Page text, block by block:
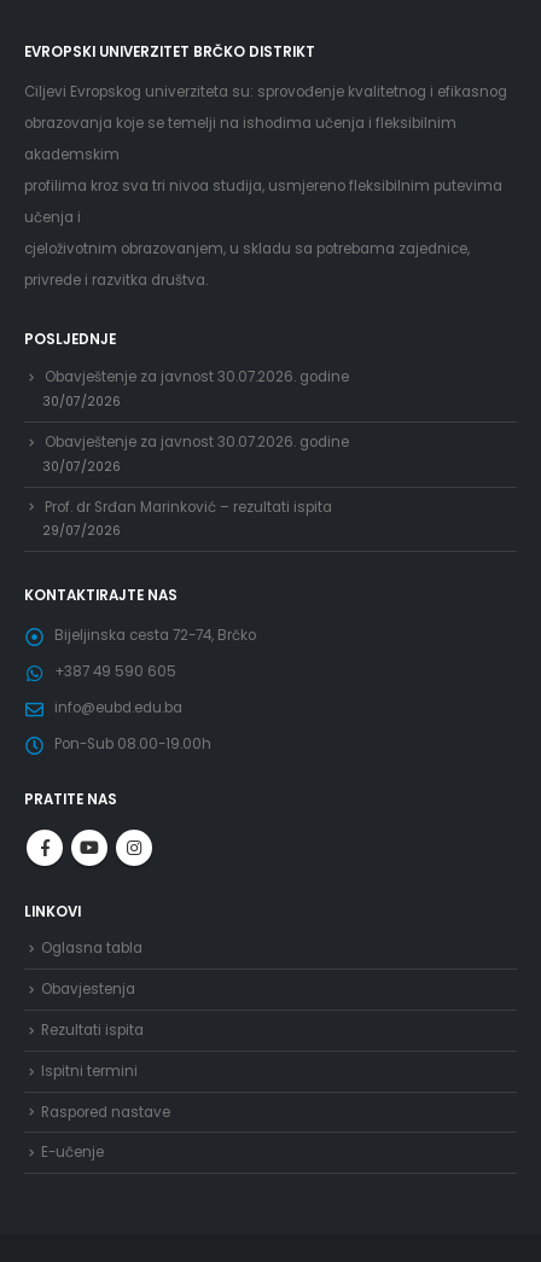
EVROPSKI UNIVERZITET BRČKO DISTRIKT
Ciljevi Evropskog univerziteta su: sprovođenje kvalitetnog i efikasnog
obrazovanja koje se temelji na ishodima učenja i fleksibilnim
akademskim
profilima kroz sva tri nivoa studija, usmjereno fleksibilnim putevima
učenja i
cjeloživotnim obrazovanjem, u skladu sa potrebama zajednice,
privrede i razvitka društva.
POSLJEDNJE
Obavještenje za javnost 30.07.2026. godine
30/07/2026
Obavještenje za javnost 30.07.2026. godine
30/07/2026
Prof. dr Srđan Marinković – rezultati ispita
29/07/2026
KONTAKTIRAJTE NAS
Bijeljinska cesta 72-74, Brčko
+387 49 590 605
info@eubd.edu.ba
Pon-Sub 08.00-19.00h
PRATITE NAS
LINKOVI
Oglasna tabla
Obavjestenja
Rezultati ispita
Ispitni termini
Raspored nastave
E-učenje